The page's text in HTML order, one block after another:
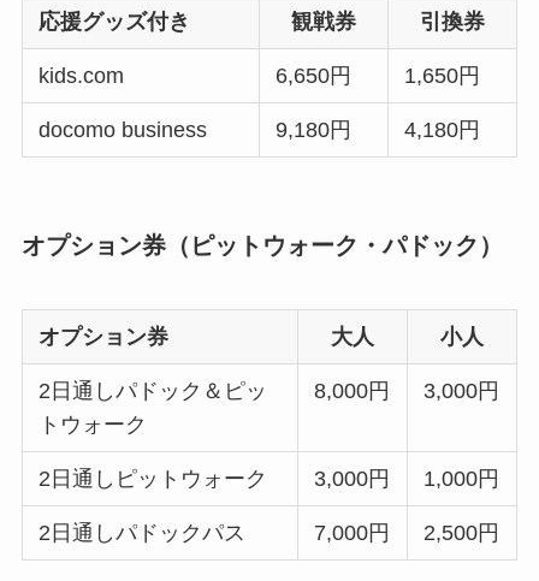
応援グッズ付き 観戦券 引換券
kids.com 6,650円 1,650円
docomo business 9,180円 4,180円
オプション券（ピットウォーク・パドック）
オプション券 大人 小人
2日通しパドック＆ピッ
トウォーク
8,000円 3,000円
2日通しピットウォーク 3,000円 1,000円
2日通しパドックパス 7,000円 2,500円